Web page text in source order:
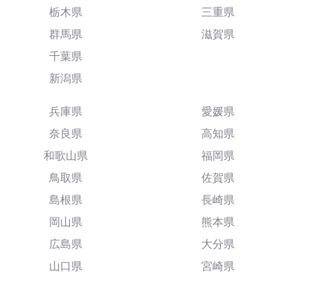
栃木県
群馬県
千葉県
新潟県
三重県
滋賀県
兵庫県
奈良県
和歌山県
鳥取県
島根県
岡山県
広島県
山口県
愛媛県
高知県
福岡県
佐賀県
長崎県
熊本県
大分県
宮崎県